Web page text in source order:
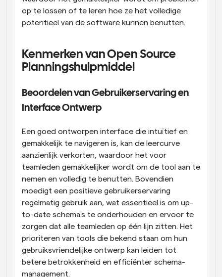
op te lossen of te leren hoe ze het volledige
potentieel van de software kunnen benutten.
Kenmerken van Open Source
Planningshulpmiddel
Beoordelen van Gebruikerservaring en
Interface Ontwerp
Een goed ontworpen interface die intuïtief en
gemakkelijk te navigeren is, kan de leercurve
aanzienlijk verkorten, waardoor het voor
teamleden gemakkelijker wordt om de tool aan te
nemen en volledig te benutten. Bovendien
moedigt een positieve gebruikerservaring
regelmatig gebruik aan, wat essentieel is om up-
to-date schema's te onderhouden en ervoor te
zorgen dat alle teamleden op één lijn zitten. Het
prioriteren van tools die bekend staan om hun
gebruiksvriendelijke ontwerp kan leiden tot
betere betrokkenheid en efficiënter schema-
management.